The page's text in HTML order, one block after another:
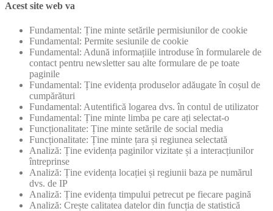
Acest site web va
Fundamental: Ține minte setările permisiunilor de cookie
Fundamental: Permite sesiunile de cookie
Fundamental: Adună informațiile introduse în formularele de
contact pentru newsletter sau alte formulare de pe toate
paginile
Fundamental: Ține evidența produselor adăugate în coșul de
cumpărături
Fundamental: Autentifică logarea dvs. în contul de utilizator
Fundamental: Ține minte limba pe care ați selectat-o
Funcționalitate: Ține minte setările de social media
Funcționalitate: Ține minte țara și regiunea selectată
Analiză: Ține evidența paginilor vizitate și a interacțiunilor
întreprinse
Analiză: Ține evidența locației și regiunii baza pe numărul
dvs. de IP
Analiză: Ține evidența timpului petrecut pe fiecare pagină
Analiză: Crește calitatea datelor din funcția de statistică